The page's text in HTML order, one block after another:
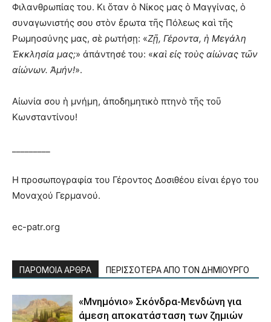
Φιλανθρωπίας του. Κι ὅταν ὁ Νίκος μας ὁ Μαγγίνας, ὁ
συναγωνιστής σου στὸν ἔρωτα τῆς Πόλεως καὶ τῆς
Ρωμηοσύνης μας, σὲ ρωτήσῃ: «Ζῇ, Γέροντα, ἡ Μεγάλη
Ἐκκλησία μας;» ἀπάντησέ του: «καὶ εἰς τοὺς αἰώνας τῶν
αἰώνων. Ἀμήν!».
Αἰωνία σου ἡ μνήμη, ἀποδημητικὸ πτηνὸ τῆς τοῦ
Κωνσταντίνου!
Η προσωπογραφία του Γέροντος Δοσιθέου είναι έργο του
Μοναχού Γερμανού.
ec-patr.org
ΠΑΡΟΜΟΙΑ ΑΡΘΡΑ ΠΕΡΙΣΣΟΤΕΡΑ ΑΠΟ ΤΟΝ ΔΗΜΙΟΥΡΓΟ
«Μνημόνιο» Σκόνδρα-Μενδώνη για
άμεση αποκατάσταση των ζημιών